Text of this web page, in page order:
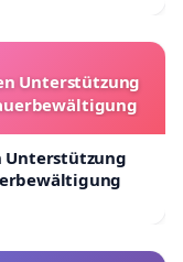
Unterstützung
Unterstützung